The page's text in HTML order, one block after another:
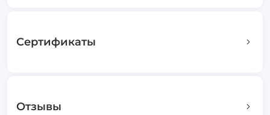
Сертификаты
Отзывы